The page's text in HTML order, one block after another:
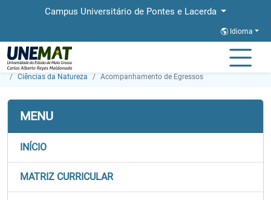
Campus Universitário de Pontes e Lacerda
Idioma
Página Inicial
Ciências da Natureza
Acompanhamento de Egressos
MENU
INÍCIO
MATRIZ CURRICULAR